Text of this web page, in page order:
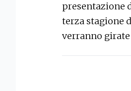
presentazione
terza stagione
verranno girate